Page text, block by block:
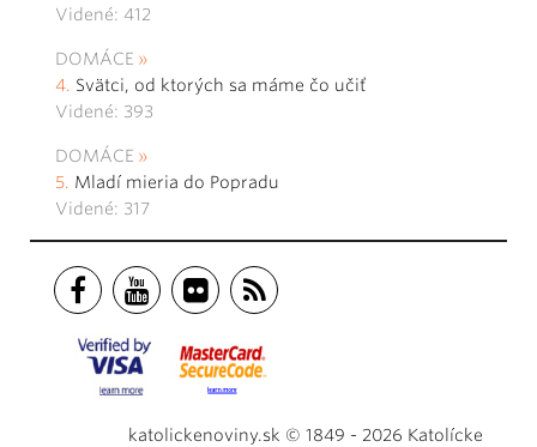
Videné: 412
DOMÁCE
Svätci, od ktorých sa máme čo učiť
Videné: 393
DOMÁCE
Mladí mieria do Popradu
Videné: 317
katolickenoviny.sk © 1849 - 2026 Katolícke